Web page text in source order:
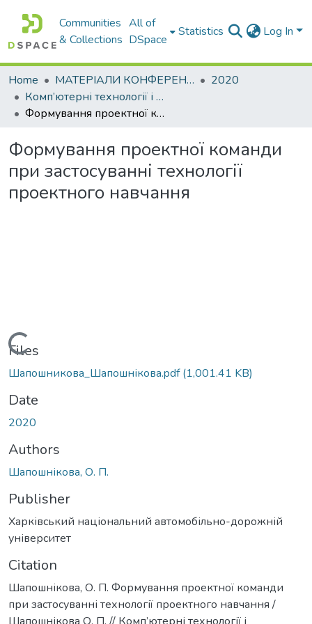
Communities
& Collections
All of
DSpace
Statistics Log In
Home МАТЕРІАЛИ КОНФЕРЕНЦІЙ
2020
Комп’ютерні технології і мехатроніка
Формування проектної команди при застосуванні технології проектного навчання
Формування проектної команди
при застосуванні технології
проектного навчання
Loading...
Files
Шапошникова_Шапошнікова.pdf(1,001.41 KB)
Date
2020
Authors
Шапошнікова, О. П.
Publisher
Харківський національний автомобільно-дорожній
університет
Citation
Шапошнікова, О. П. Формування проектної команди
при застосуванні технології проектного навчання /